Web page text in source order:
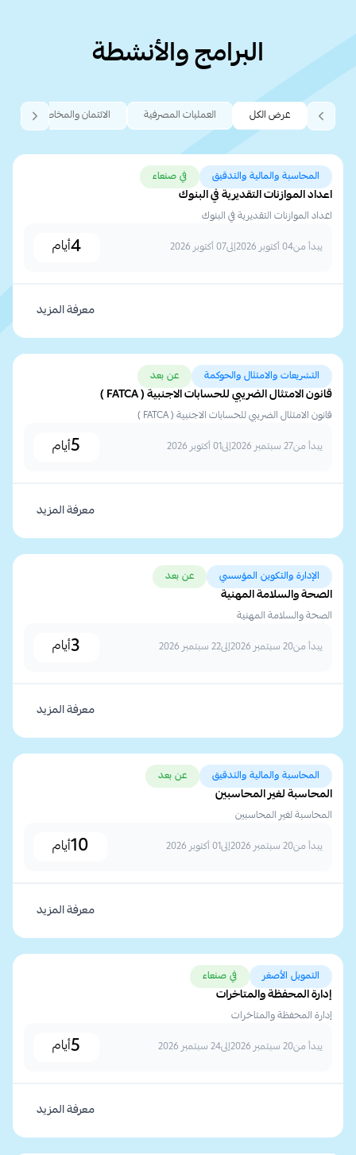
البرامج والأنشطة
عرض الكل العمليات المصرفية الائتمان والمخاطر
المحاسبة والمالية والتدقيق في صنعاء
اعداد الموازنات التقديرية في البنوك
اعداد الموازنات التقديرية في البنوك
يبدأ من04 أكتوبر 2026 إلى07 أكتوبر 2026 أيام
معرفة المزيد
التشريعات والامتثال والحوكمة عن بعد
قانون الامتثال الضريبي للحسابات الاجنبية ( FATCA )
قانون الامتثال الضريبي للحسابات الاجنبية ( FATCA )
يبدأ من27 سبتمبر 2026 إلى01 أكتوبر 2026 أيام
معرفة المزيد
الإدارة والتكوين المؤسسي عن بعد
الصحة والسلامة المهنية
الصحة والسلامة المهنية
يبدأ من20 سبتمبر 2026 إلى22 سبتمبر 2026 أيام
معرفة المزيد
المحاسبة والمالية والتدقيق عن بعد
المحاسبة لغير المحاسبين
المحاسبة لغير المحاسبين
يبدأ من20 سبتمبر 2026 إلى01 أكتوبر 2026 10أيام
معرفة المزيد
التمويل الأصغر في صنعاء
إدارة المحفظة والمتاخرات
إدارة المحفظة والمتاخرات
يبدأ من20 سبتمبر 2026 إلى24 سبتمبر 2026 أيام
معرفة المزيد